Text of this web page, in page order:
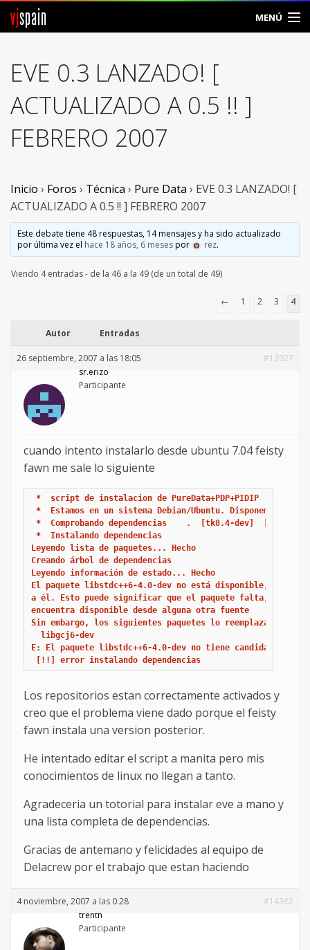
vjspain MENÚ
Foros
Noticias
Vjspain
Ayuda
Entrar
EVE 0.3 LANZADO! [
ACTUALIZADO A 0.5 !! ]
FEBRERO 2007
Inicio › Foros › Técnica › Pure Data › EVE 0.3 LANZADO! [
ACTUALIZADO A 0.5 !! ] FEBRERO 2007
Este debate tiene 48 respuestas, 14 mensajes y ha sido actualizado
por última vez el hace 18 años, 6 mesespor rez.
Viendo 4 entradas - de la 46 a la 49 (de un total de 49)
← 1 2 3 4
Autor Entradas
26 septiembre, 2007 a las 18:05
#13927
sr.erizo
Participante
cuando intento instalarlo desde ubuntu 7.04 feisty
fawn me sale lo siguiente
*  script de instalacion de PureData+PDP+PIDIP
*  Estamos en un sistema Debian/Ubuntu. Disponemos de
*  Comprobando dependencias    .  [tk8.4-dev]
*  Instalando dependencias
Leyendo lista de paquetes... Hecho
Creando árbol de dependencias
Leyendo información de estado... Hecho
El paquete libstdc++6-4.0-dev no está disponible, pero
a él. Esto puede significar que el paquete falta, está
encuentra disponible desde alguna otra fuente
Sin embargo, los siguientes paquetes lo reemplazan:
  libgcj6-dev
E: El paquete libstdc++6-4.0-dev no tiene candidato para
Los repositorios estan correctamente activados y
creo que el problema viene dado porque el feisty
fawn instala una version posterior.
He intentado editar el script a manita pero mis
conocimientos de linux no llegan a tanto.
Agradeceria un totorial para instalar eve a mano y
una lista completa de dependencias.
Gracias de antemano y felicidades al equipo de
Delacrew por el trabajo que estan haciendo
4 noviembre, 2007 a las 0:28
#14362
trenth
Participante